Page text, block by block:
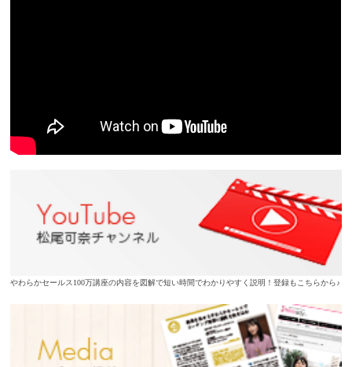
やわらかセールス100万講座の内容を図解で短い時間でわかりやすく説明！登録もこちらから♪